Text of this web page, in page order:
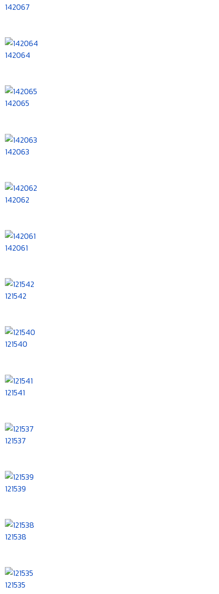
142067
142064
142065
142063
142062
142061
121542
121540
121541
121537
121539
121538
121535